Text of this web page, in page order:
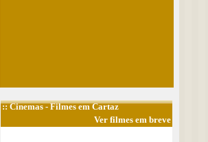
::Cinemas- Filmes em Cartaz
Ver filmes em breve